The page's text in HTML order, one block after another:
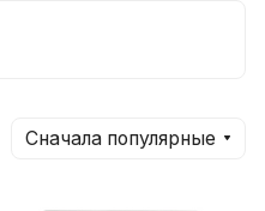
Сначала популярные